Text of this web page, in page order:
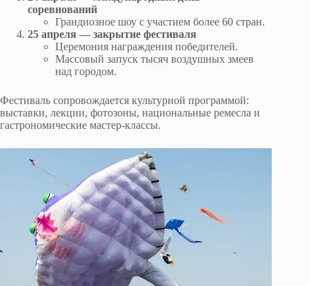
соревнований
Грандиозное шоу с участием более 60 стран.
25 апреля — закрытие фестиваля
Церемония награждения победителей.
Массовый запуск тысяч воздушных змеев
над городом.
Фестиваль сопровождается культурной программой:
выставки, лекции, фотозоны, национальные ремесла и
гастрономические мастер-классы.